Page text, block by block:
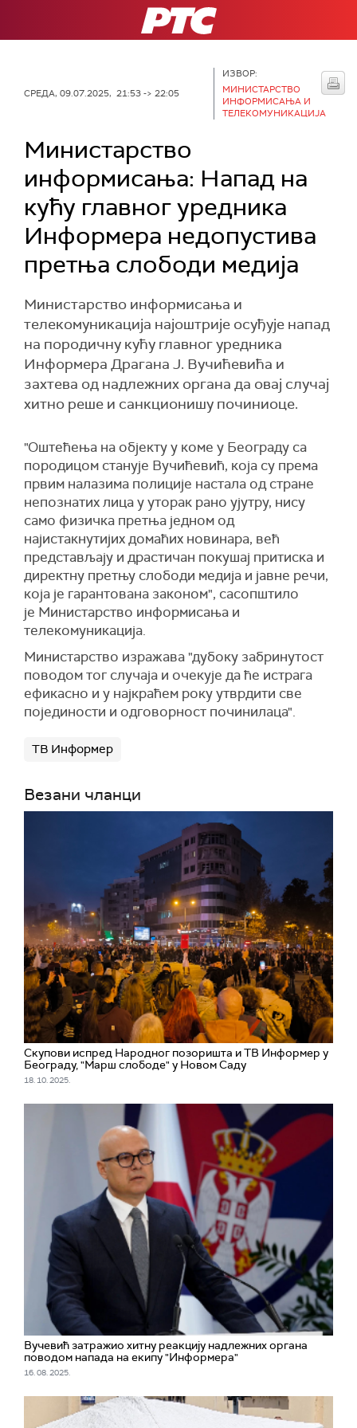
РТС
СРЕДА, 09.07.2025, 21:53 -> 22:05
ИЗВОР:
МИНИСТАРСТВО
ИНФОРМИСАЊА И
ТЕЛЕКОМУНИКАЦИЈА
Министарство
информисања: Напад на
кућу главног уредника
Информера недопустива
претња слободи медија
Министарство информисања и
телекомуникација најоштрије осуђује напад
на породичну кућу главног уредника
Информера Драгана Ј. Вучићевића и
захтева од надлежних органа да овај случај
хитно реше и санкционишу починиоце.
"Оштећења на објекту у коме у Београду са
породицом станује Вучићевић, која су према
првим налазима полиције настала од стране
непознатих лица у уторак рано ујутру, нису
само физичка претња једном од
најистакнутијих домаћих новинара, већ
представљају и драстичан покушај притиска и
директну претњу слободи медија и јавне речи,
која је гарантована законом", сасопштило
је Министарство информисања и
телекомуникација.
Министарство изражава "дубоку забринутост
поводом тог случаја и очекује да ће истрага
ефикасно и у најкраћем року утврдити све
појединости и одговорност починилаца".
ТВ Информер
Везани чланци
Скупови испред Народног позоришта и ТВ Информер у
Београду, "Марш слободе" у Новом Саду
18. 10. 2025.
Вучевић затражио хитну реакцију надлежних органа
поводом напада на екипу "Информера"
16. 08. 2025.